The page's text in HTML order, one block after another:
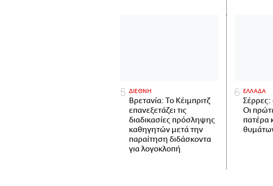
ΔΙΕΘΝΗ
Βρετανία: Το Κέιμπριτζ
επανεξετάζει τις
διαδικασίες πρόσληψης
καθηγητών μετά την
παραίτηση διδάσκοντα
για λογοκλοπή
ΕΛΛΑΔΑ
Σέρρες:
Οι
πατέρα